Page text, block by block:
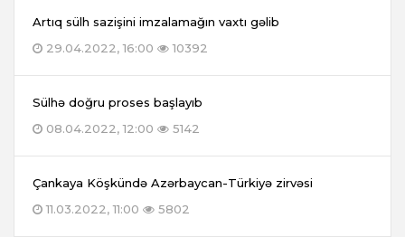
Artıq sülh sazişini imzalamağın vaxtı gəlib
29.04.2022, 16:00
10392
Sülhə doğru proses başlayıb
08.04.2022, 12:00
5142
Çankaya Köşkündə Azərbaycan-Türkiyə zirvəsi
11.03.2022, 11:00
5802